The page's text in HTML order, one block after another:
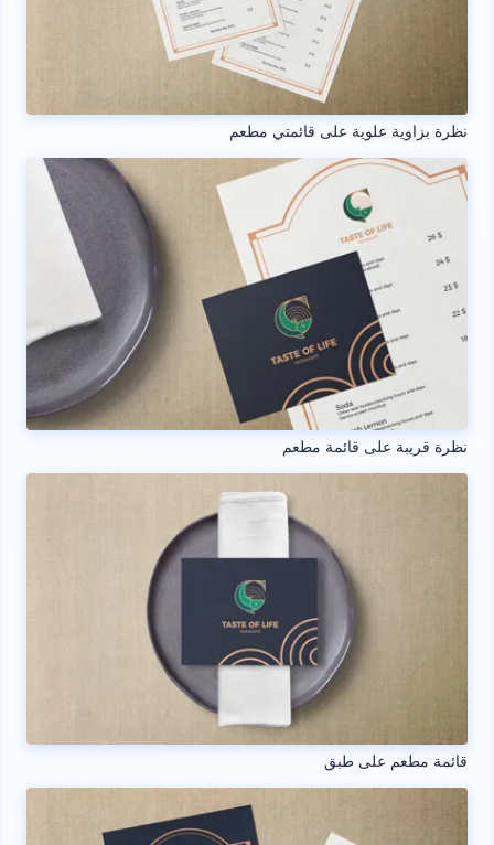
نظرة بزاوية علوية على قائمتي مطعم
نظرة قريبة على قائمة مطعم
قائمة مطعم على طبق